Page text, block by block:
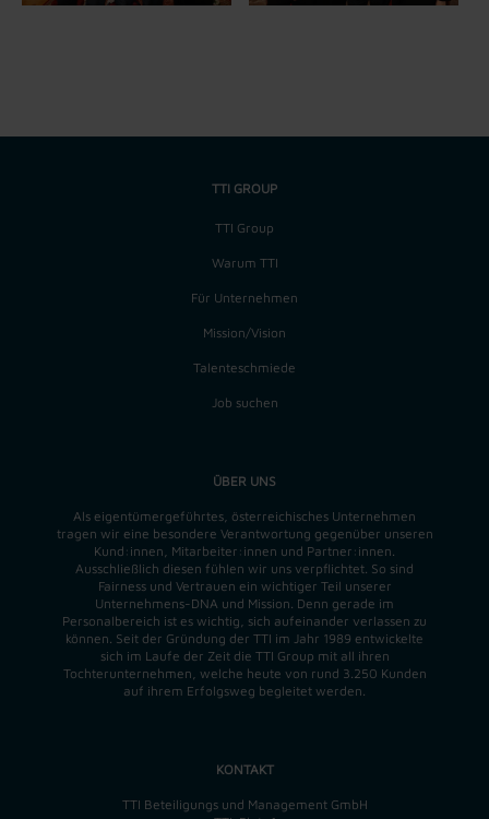
TTI GROUP
TTI Group
Warum TTI
Für Unternehmen
Mission/Vision
Talenteschmiede
Job suchen
ÜBER UNS
Als eigentümergeführtes, österreichisches Unternehmen
tragen wir eine besondere Verantwortung gegenüber unseren
Kund:innen, Mitarbeiter:innen und Partner:innen.
Ausschließlich diesen fühlen wir uns verpflichtet. So sind
Fairness und Vertrauen ein wichtiger Teil unserer
Unternehmens-DNA und Mission. Denn gerade im
Personalbereich ist es wichtig, sich aufeinander verlassen zu
können. Seit der Gründung der TTI im Jahr 1989 entwickelte
sich im Laufe der Zeit die TTI Group mit all ihren
Tochterunternehmen, welche heute von rund 3.250 Kunden
auf ihrem Erfolgsweg begleitet werden.
KONTAKT
TTI Beteiligungs und Management GmbH